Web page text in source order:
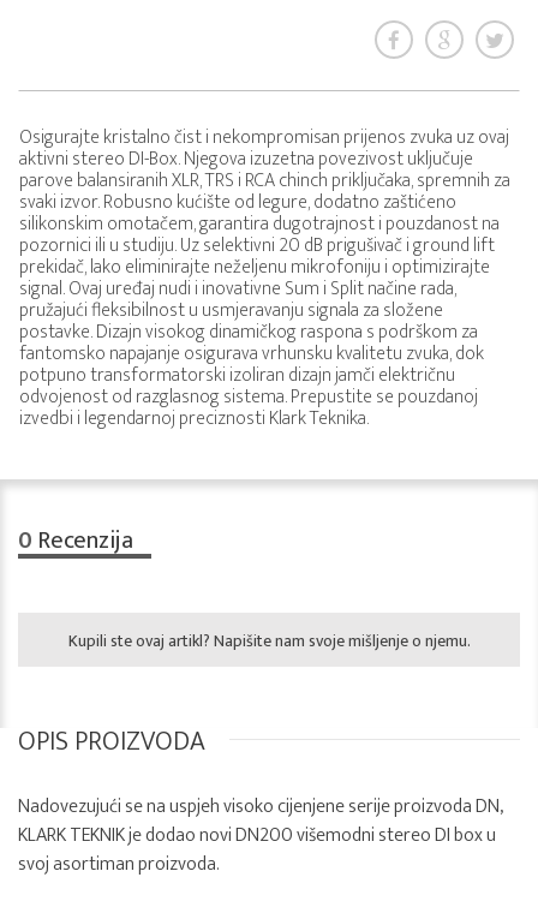
Osigurajte kristalno čist i nekompromisan prijenos zvuka uz ovaj
aktivni stereo DI-Box. Njegova izuzetna povezivost uključuje
parove balansiranih XLR, TRS i RCA chinch priključaka, spremnih za
svaki izvor. Robusno kućište od legure, dodatno zaštićeno
silikonskim omotačem, garantira dugotrajnost i pouzdanost na
pozornici ili u studiju. Uz selektivni 20 dB prigušivač i ground lift
prekidač, lako eliminirajte neželjenu mikrofoniju i optimizirajte
signal. Ovaj uređaj nudi i inovativne Sum i Split načine rada,
pružajući fleksibilnost u usmjeravanju signala za složene
postavke. Dizajn visokog dinamičkog raspona s podrškom za
fantomsko napajanje osigurava vrhunsku kvalitetu zvuka, dok
potpuno transformatorski izoliran dizajn jamči električnu
odvojenost od razglasnog sistema. Prepustite se pouzdanoj
izvedbi i legendarnoj preciznosti Klark Teknika.
0 Recenzija
Kupili ste ovaj artikl? Napišite nam svoje mišljenje o njemu.
OPIS PROIZVODA
Nadovezujući se na uspjeh visoko cijenjene serije proizvoda DN,
KLARK TEKNIK je dodao novi DN200 višemodni stereo DI box u
svoj asortiman proizvoda.